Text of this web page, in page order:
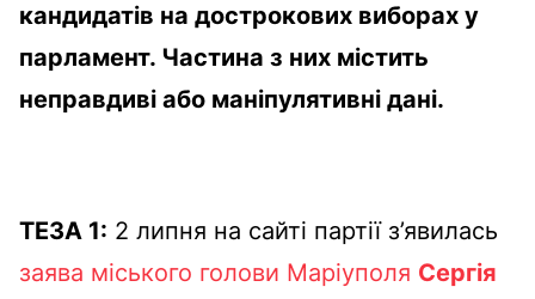
кандидатів на дострокових виборах у
парламент. Частина з них містить
неправдиві або маніпулятивні дані.
ТЕЗА 1: 2 липня на сайті партії з’явилась
заява міського голови Маріуполя Сергія